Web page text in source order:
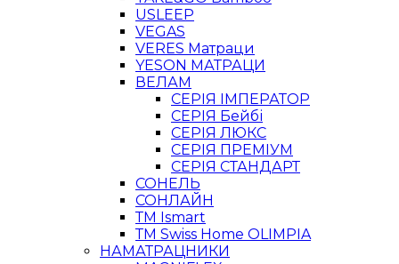
USLEEP
VEGAS
VERES Матраци
YESON МАТРАЦИ
ВЕЛАМ
СЕРІЯ ІМПЕРАТОР
СЕРІЯ Бейбі
СЕРІЯ ЛЮКС
СЕРІЯ ПРЕМІУМ
СЕРІЯ СТАНДАРТ
СОНЕЛЬ
СОНЛАЙН
ТМ Ismart
ТМ Swiss Home OLIMPIA
НАМАТРАЦНИКИ